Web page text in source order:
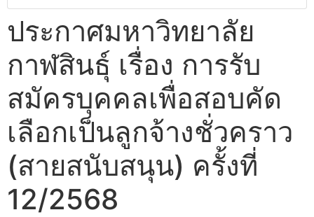
ประกาศมหาวิทยาลัย
กาฬสินธุ์ เรื่อง การรับ
สมัครบุคคลเพื่อสอบคัด
เลือกเป็นลูกจ้างชั่วคราว
(สายสนับสนุน) ครั้งที่
12/2568